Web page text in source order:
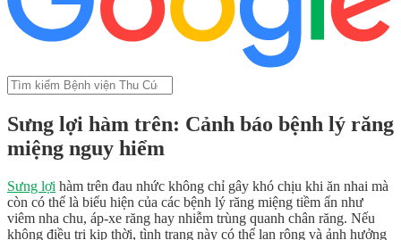
Sưng lợi hàm trên: Cảnh báo bệnh lý răng
miệng nguy hiểm
Sưng lợi hàm trên đau nhức không chỉ gây khó chịu khi ăn nhai mà
còn có thể là biểu hiện của các bệnh lý răng miệng tiềm ẩn như
viêm nha chu, áp-xe răng hay nhiễm trùng quanh chân răng. Nếu
không điều trị kịp thời, tình trạng này có thể lan rộng và ảnh hưởng